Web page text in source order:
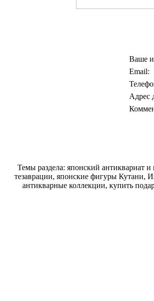
Ваше
Email:
Адрес
Темы раздела: японский антиквариат
тезаврации, японские фигуры Кутани,
антикварные коллекции, купить